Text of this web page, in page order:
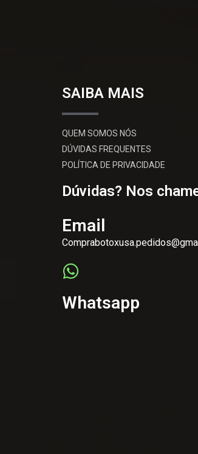
SAIBA MAIS
QUEM SOMOS NÓS
DÚVIDAS FREQUENTES
POLÍTICA DE PRIVACIDADE
Dúvidas? Nos
Email
Whatsapp